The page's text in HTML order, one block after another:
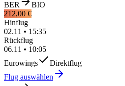
BER
BIO
212,00 €
Hinflug
02.11 • 15:35
Rückflug
06.11 • 10:05
Eurowings
Direktflug
Flug auswählen